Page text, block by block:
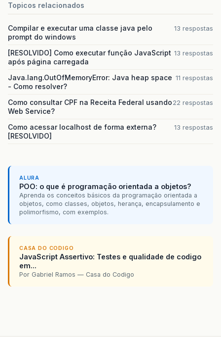
Topicos relacionados
Compilar e executar uma classe java pelo
prompt do windows
13 respostas
[RESOLVIDO] Como executar função JavaScript
após página carregada
13 respostas
Java.lang.OutOfMemoryError: Java heap space
- Como resolver?
11 respostas
Como consultar CPF na Receita Federal usando
Web Service?
22 respostas
Como acessar localhost de forma externa?
[RESOLVIDO]
13 respostas
ALURA
POO: o que é programação orientada a objetos?
Aprenda os conceitos básicos da programação orientada a
objetos, como classes, objetos, herança, encapsulamento e
polimorfismo, com exemplos.
CASA DO CODIGO
JavaScript Assertivo: Testes e qualidade de codigo
em...
Por Gabriel Ramos — Casa do Codigo